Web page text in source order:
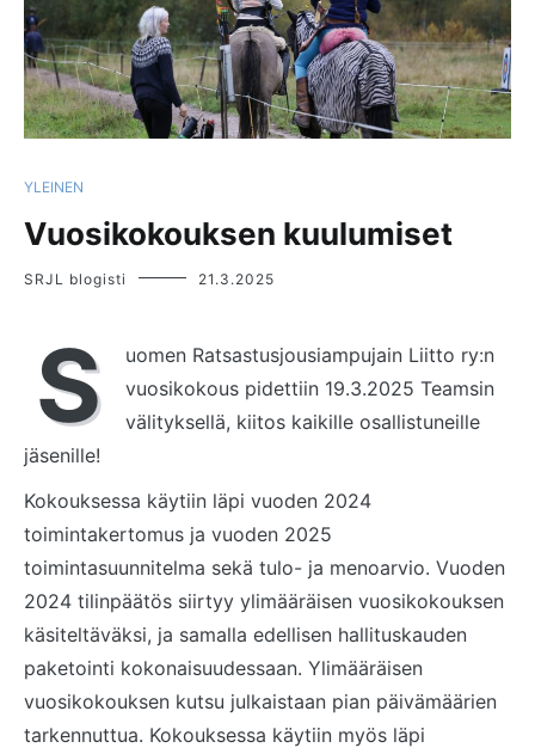
YLEINEN
Vuosikokouksen kuulumiset
SRJL blogisti 21.3.2025
S
uomen Ratsastusjousiampujain Liitto ry:n
vuosikokous pidettiin 19.3.2025 Teamsin
välityksellä, kiitos kaikille osallistuneille
jäsenille!
Kokouksessa käytiin läpi vuoden 2024
toimintakertomus ja vuoden 2025
toimintasuunnitelma sekä tulo- ja menoarvio. Vuoden
2024 tilinpäätös siirtyy ylimääräisen vuosikokouksen
käsiteltäväksi, ja samalla edellisen hallituskauden
paketointi kokonaisuudessaan. Ylimääräisen
vuosikokouksen kutsu julkaistaan pian päivämäärien
tarkennuttua. Kokouksessa käytiin myös läpi